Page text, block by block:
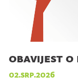
obavijest o
02.srp.2026